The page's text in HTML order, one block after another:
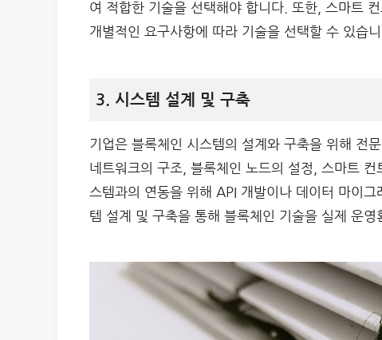
여 적합한 기술을 선택해야 합니다. 또한, 스마트
개별적인 요구사항에 따라 기술을 선택할 수 있습니
3. 시스템 설계 및 구축
기업은 블록체인 시스템의 설계와 구축을 위해 전
네트워크의 구조, 블록체인 노드의 설정, 스마트
스템과의 연동을 위해 API 개발이나 데이터 마이
템 설계 및 구축을 통해 블록체인 기술을 실제 운영